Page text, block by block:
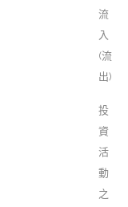
流
入
(流
出)
投
資
活
動
之